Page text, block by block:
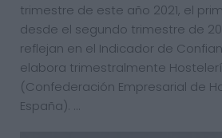
trimestre de este año 2021, el
desde el segundo trimestre de
reflejan en el Indicador de
elabora trimestralmente
(Confederación Empresarial de
España). …